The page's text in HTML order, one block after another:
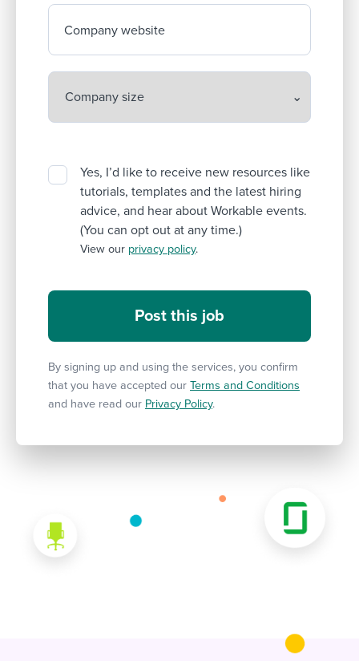
Company website
Yes, I’d like to receive new resources like
tutorials, templates and the latest hiring
advice, and hear about Workable events.
(You can opt out at any time.)
View our privacy policy.
By signing up and using the services, you confirm
that you have accepted our Terms and Conditions
and have read our Privacy Policy.